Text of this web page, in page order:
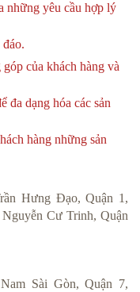
những yêu cầu hợp lý
của khách hàng và
đa dạng hóa các sản
hàng những sản
Hưng Đạo, Quận 1,
Cư Trinh, Quận
Sài Gòn, Quận 7,